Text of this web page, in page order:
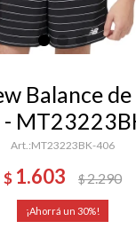
Balance
MT23223BK-406
$ 1.603 $2.290
30